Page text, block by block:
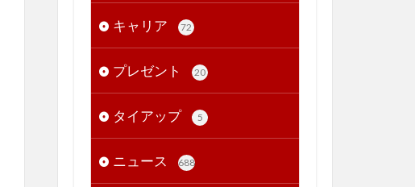
キャリア 72
プレゼント 20
タイアップ 5
ニュース 688